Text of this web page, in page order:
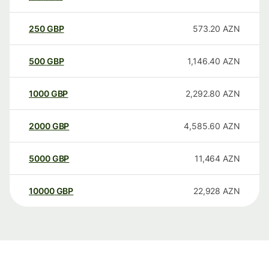
250GBP 573.20 AZN
500GBP 1,146.40 AZN
1000GBP 2,292.80 AZN
2000GBP 4,585.60 AZN
5000GBP 11,464 AZN
10000 GBP 22,928 AZN